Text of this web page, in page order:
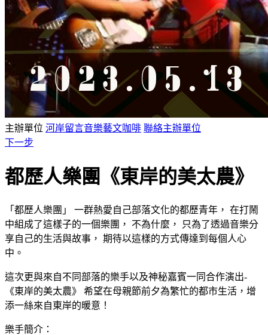
主辦單位 河岸留言音樂藝文咖啡 聯絡主辦單位
下一步
都歷人樂團《東岸的美太農》
「都歷人樂團」 一群熱愛自己部落文化的都歷青年， 在打鬧
中組成了這樣子的一個樂團， 不為什麼， 只為了透過音樂分
享自己的生活與故事， 期待以這樣的方式傳達到每個人心
中。
這次更與來自不同部落的樂手以及神秘嘉賓一同合作演出-
《東岸的美太農》 希望在母親節前夕為繁忙的都市生活，增
添一絲來自東岸的暖意！
樂手簡介：